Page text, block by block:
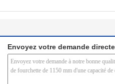
Envoyez votre demande